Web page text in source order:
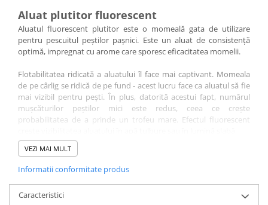
Genti
Lazi
Huse
Altele
Rucsac
Accesorii conexe pescuit
Instrumente
Ochelari
Accesorii pentru barci
Aluat plutitor fluorescent
Aluatul fluorescent plutitor este o momeală gata de utilizare
pentru pescuitul peștilor pașnici. Este un aluat de consistență
optimă, impregnat cu arome care sporesc eficacitatea momelii.
Flotabilitatea ridicată a aluatului îl face mai captivant. Momeala
de pe cârlig se ridică de pe fund - acest lucru face ca aluatul să fie
mai vizibil pentru pești. În plus, datorită acestui fapt, numărul
mușcăturilor peștilor mici este redus, ceea ce crește
probabilitatea de a prinde un trofeu mare. Efectul fluorescent
Cu o depozitare adecvată (temperatura nu mai mare de +25
grade, într-un recipient închis, evitând umezirea / uscarea), un
pachet de aluat plutitor va fi suficient pentru mai multe excursii
de pescuit. Sub rezerva condițiilor de depozitare, termenul de
valabilitate ajunge la 2 ani.
VEZI MAI MULT
Informatii conformitate produs
Caracteristici